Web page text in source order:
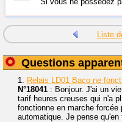
Liste
Questions
1. Relais LD01 Baco ne
N°18041 : Bonjour. J'ai un
tarif heures creuses qui n'a
fonctionne en marche
automatique. Je pense qu'en